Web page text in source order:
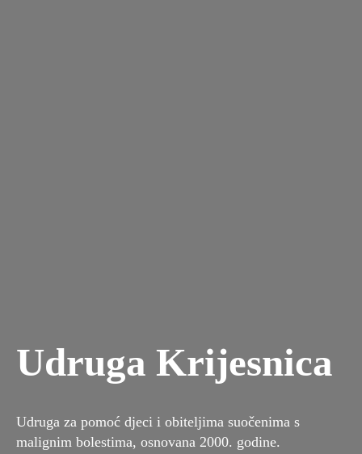
Udruga Krijesnica
Udruga za pomoć djeci i obiteljima suočenima s
malignim bolestima, osnovana 2000. godine.